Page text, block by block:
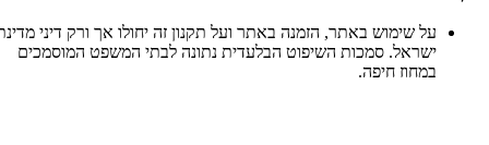
על שימוש באתר, הזמנה באתר ועל תקנון זה יחולו אך ורק דיני מדינת
ישראל. סמכות השיפוט הבלעדית נתונה לבתי המשפט המוסמכים
במחוז חיפה.